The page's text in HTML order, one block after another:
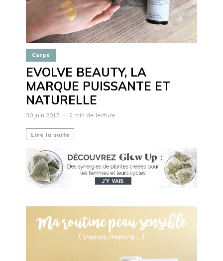
Corps
EVOLVE BEAUTY, LA
MARQUE PUISSANTE ET
NATURELLE
30 juin 2017 2 min de lecture
Lire la suite